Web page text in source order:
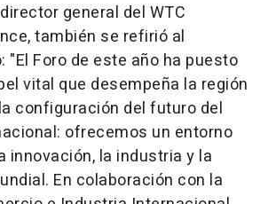
general del WTC
también se refirió al
Foro de este año ha puesto
vital que desempeña la región
configuración del futuro del
ofrecemos un entorno
innovación, la industria y la
En colaboración con la